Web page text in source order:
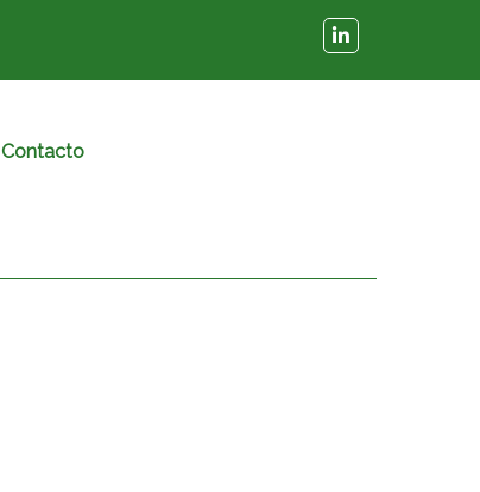
Contacto